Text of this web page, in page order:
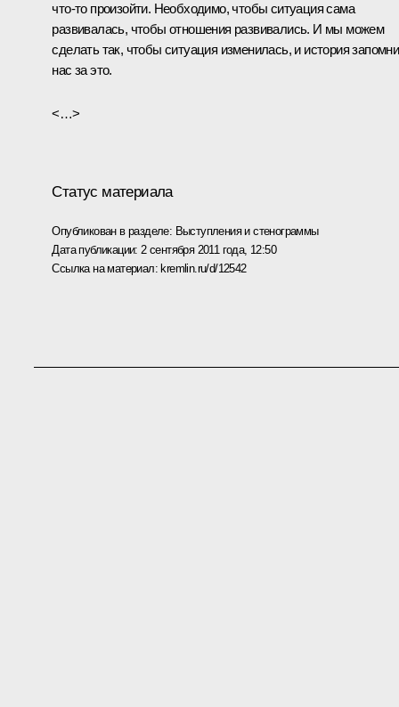
что‑то произойти. Необходимо, чтобы ситуация сама
развивалась, чтобы отношения развивались. И мы можем
сделать так, чтобы ситуация изменилась, и история
нас за это.
<…>
Статус материала
Опубликован в разделе: Выступления и стенограммы
Дата публикации: 2 сентября 2011 года, 12:50
Ссылка на материал:kremlin.ru/d/12542